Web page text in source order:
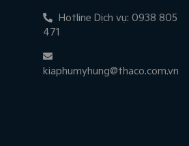
Hotline Dịch vụ: 0938 805
471
kiaphumyhung@thaco.com.vn